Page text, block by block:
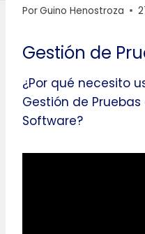
PorGuino Henostroza
Gestión de
¿Por qué necesito
Gestión de
Software?